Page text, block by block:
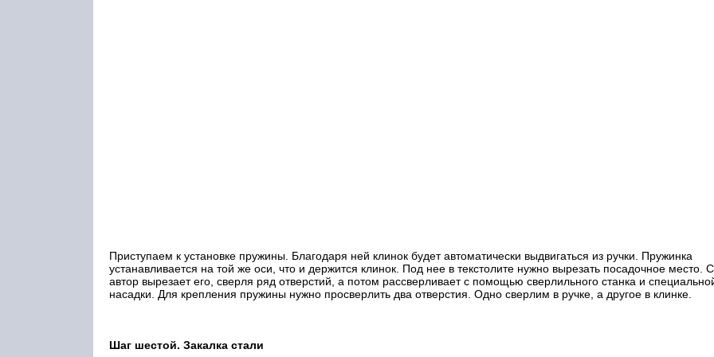
Приступаем к установке пружины. Благодаря ней клинок будет автоматически выдвигаться из ручки. Пружинка
устанавливается на той же оси, что и держится клинок. Под нее в текстолите нужно вырезать посадочное место.
автор вырезает его, сверля ряд отверстий, а потом рассверливает с помощью сверлильного станка и
насадки. Для крепления пружины нужно просверлить два отверстия. Одно сверлим в ручке, а другое в клинке.
Шаг шестой. Закалка стали